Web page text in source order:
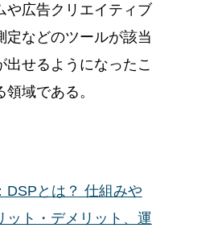
や広告クリエイティブ
定などのツールが該当
出せるようになったこ
域である。
DSPとは？ 仕組みや
ット・デメリット、運